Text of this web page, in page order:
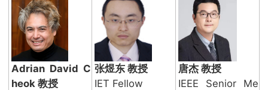
Adrian David C
heok 教授
张煜东 教授
IET Fellow
唐杰 教授
IEEE Senior Me